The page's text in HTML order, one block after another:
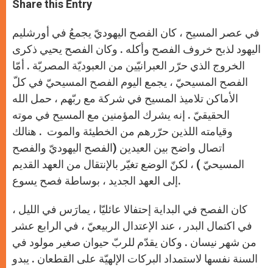
s
p
p
e
e
r
b
o
k
r
Share this Entry
في عصر المسيح ، كان الفصح اليهوديّ يجمعُ في أورشليم
اليهود لذبح خروف الفصح وأكله . وكان الفصح يحيي ذكرى
الخروج الذي حرّر العبرانيّين من العبوديّة المصريّة . أمّا
الفصح المسيحيّ ، يجمع اليوم الفصح المسيحيّ في كلّ
الأماكن تلاميذ المسيح في شركة مع ربّهم ، حمل الله
الحقيقيّ . إنه يشرك المؤمنين مع المسيح في موته
وقيامته اللذين حرّرهم من الخطيئة والموت . هنالك
اتصال واضح بين العيدين (الفصح اليهوديّ والفصح
المسيحيّ ) ، لكنّ الوضع تغيّر بالإنتقال من العهد القديم
إلى العهد الجديد ، بوساطة فصح يسوع.
كان الفصح في البداية إحتفالا عائليّا ، يمارَس في الليل ،
في اكتمال البدر ، عند الإعتدال الربيعيّ ، في الرابع عشر
من شهر نيسان . وكان يقدّم للربّ حيوان صغير مولود في
السنة نفسها لاستمداد البركات الإلهيّة على القطعان . يبدو